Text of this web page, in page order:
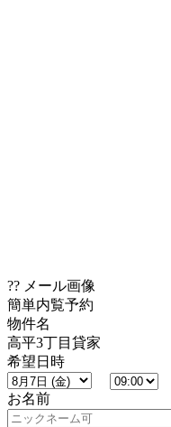
?? メール画像
簡単内覧予約
物件名
高平3丁目貸家
希望日時
お名前